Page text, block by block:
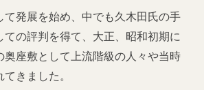
て発展を始め、中でも久木田氏の手
ての評判を得て、大正、昭和初期に
奥座敷として上流階級の人々や当時
きました。